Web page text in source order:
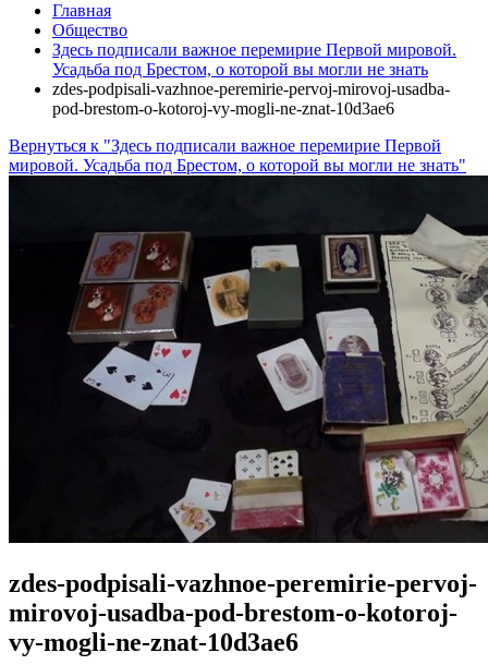
Главная
Общество
Здесь подписали важное перемирие Первой мировой.
Усадьба под Брестом, о которой вы могли не знать
zdes-podpisali-vazhnoe-peremirie-pervoj-mirovoj-usadba-
pod-brestom-o-kotoroj-vy-mogli-ne-znat-10d3ae6
Вернуться к "Здесь подписали важное перемирие Первой
мировой. Усадьба под Брестом, о которой вы могли не знать"
zdes-podpisali-vazhnoe-peremirie-pervoj-
mirovoj-usadba-pod-brestom-o-kotoroj-
vy-mogli-ne-znat-10d3ae6